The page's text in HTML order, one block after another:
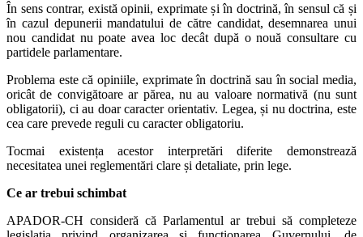
În sens contrar, există opinii, exprimate și în doctrină, în sensul că și
în cazul depunerii mandatului de către candidat, desemnarea unui
nou candidat nu poate avea loc decât după o nouă consultare cu
partidele parlamentare.
Problema este că opiniile, exprimate în doctrină sau în social media,
oricât de convigătoare ar părea, nu au valoare normativă (nu sunt
obligatorii), ci au doar caracter orientativ. Legea, și nu doctrina, este
cea care prevede reguli cu caracter obligatoriu.
Tocmai existența acestor interpretări diferite demonstrează
necesitatea unei reglementări clare și detaliate, prin lege.
Ce ar trebui schimbat
APADOR-CH consideră că Parlamentul ar trebui să completeze